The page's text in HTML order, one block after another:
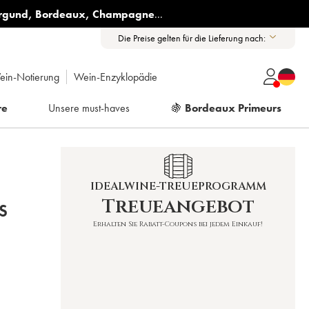
, Bordeaux, Champagne...
Die Preise gelten für die Lieferung nach:
Notierung Wein-Enzyklopädie
Unsere must-haves 🍇 Bordeaux Primeurs
IDEALWINE-TREUEPROGRAMM
Treueangebot
Erhalten Sie Rabatt-Coupons bei jedem Einkauf!